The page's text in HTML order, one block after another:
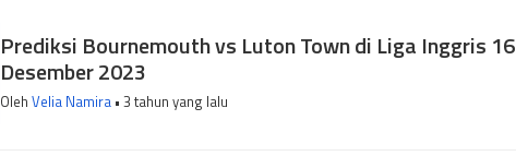
Prediksi Bournemouth vs Luton Town di Liga Inggris 16
Desember 2023
Oleh Velia Namira • 3 tahun yang lalu